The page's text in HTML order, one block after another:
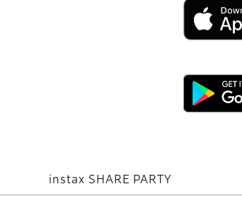
instax SHARE PARTY